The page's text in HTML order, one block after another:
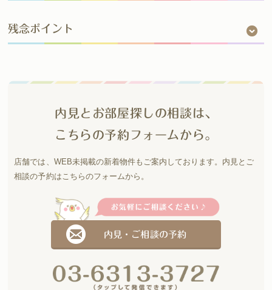
残念ポイント
内見とお部屋探しの相談は、
こちらの予約フォームから。
店舗では、WEB未掲載の新着物件もご案内しております。 内見とご
相談の予約はこちらのフォームから。
内見・ご相談の予約